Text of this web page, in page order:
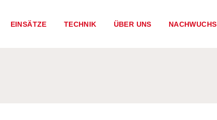
EINSÄTZE TECHNIK ÜBER UNS NACHWUCHS